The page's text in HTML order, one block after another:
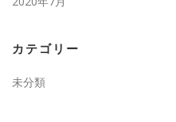
カテゴリー
未分類